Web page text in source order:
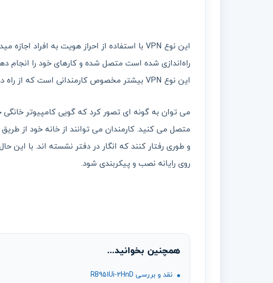
راه‌اندازی شده است متصل شده و کارهای خود را انجام
این نوع VPN بیشتر مخصوص کارمندانی است که از راه دور کارهای خود را انجام می­دهند.
می توان به گونه ای تصور کرد که گویی کامپیوتر
متصل می کنید. کارمندان می توانند از خانه خود از
روی رایانه نصب و پیکربندی شود.
همچنین بخوانید...
نقد و بررسی RB951Ui-2HnD